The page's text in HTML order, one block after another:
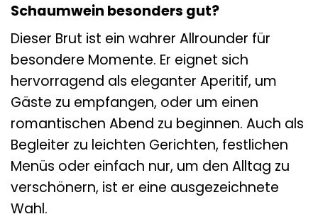
Schaumwein besonders gut?
Dieser Brut ist ein wahrer Allrounder für
besondere Momente. Er eignet sich
hervorragend als eleganter Aperitif, um
Gäste zu empfangen, oder um einen
romantischen Abend zu beginnen. Auch als
Begleiter zu leichten Gerichten, festlichen
Menüs oder einfach nur, um den Alltag zu
verschönern, ist er eine ausgezeichnete
Wahl.